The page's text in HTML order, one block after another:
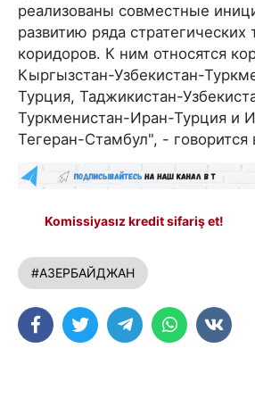
реализованы совместные
развитию ряда стратегических
коридоров. К ним относятся
Кыргызстан-Узбекистан-
Турция, Таджикистан-
Туркменистан-Иран-Турция и
Тегеран-Стамбул", -
Komissiyasız kredit sifariş et!
#АЗЕРБАЙДЖАН